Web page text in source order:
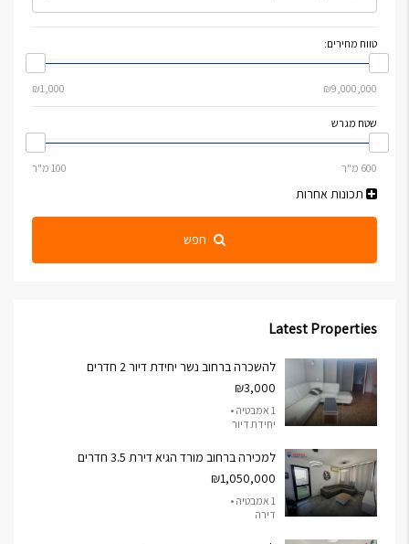
טווח מחירים:
שטח מגרש
תכונות אחרות
חפש
Latest Properties
להשכרה ברחוב נשר יחידת דיור 2 חדרים
₪3,000
1 אמבטיה •
יחידת דיור
למכירה ברחוב מורד הגיא דירת 3.5 חדרים
₪1,050,000
1 אמבטיה •
דירה